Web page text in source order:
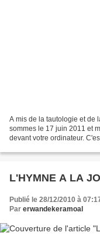
A mis de la tautologie et de
sommes le 17 juin 2011 et
devant votre ordinateur.
L'HYMNE A LA
Publié le 28/12/2010 à
Par erwandekeramoal